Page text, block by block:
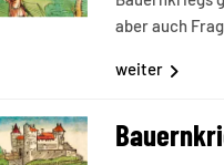
aber auch
weiter